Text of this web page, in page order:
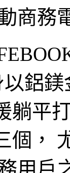
商務
鋁
躺平
個，
用戶